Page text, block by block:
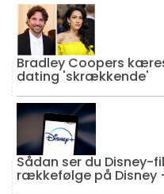
Bradley Coopers
dating 'skrækkende'
Sådan ser du Disney-
rækkefølge på Disney